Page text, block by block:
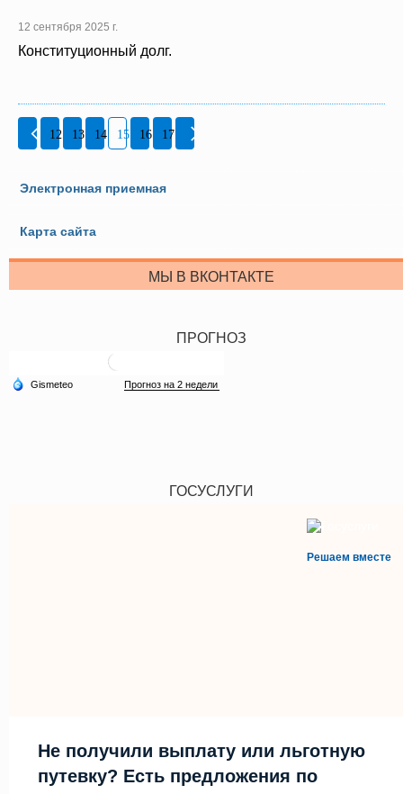
12 сентября 2025 г.
Конституционный долг.
12 13 14 15 16 17
Электронная приемная
Карта сайта
МЫ В ВКОНТАКТЕ
ПРОГНОЗ
ГОСУСЛУГИ
Решаем вместе
Не получили выплату или льготную
путевку? Есть предложения по